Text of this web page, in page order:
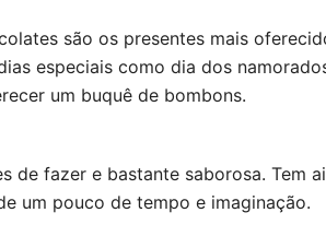
são os presentes mais
especiais como dia dos
um buquê de bombons.
de fazer e bastante saborosa. Tem
um pouco de tempo e imaginação.